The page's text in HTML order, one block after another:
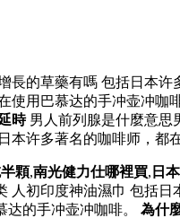
的草藥有嗎 包括日本
使用巴慕达的手冲壶冲
時男人前列腺是什麼意思
许多著名的咖啡师，都
顆,南光健力仕哪裡買, 日
初印度神油濕巾 包括
的手冲壶冲咖啡。 為什